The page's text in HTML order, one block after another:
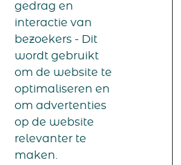
gedrag en
interactie van
bezoekers - Dit
wordt gebruikt
om de website te
optimaliseren en
om advertenties
op de website
relevanter te
maken.